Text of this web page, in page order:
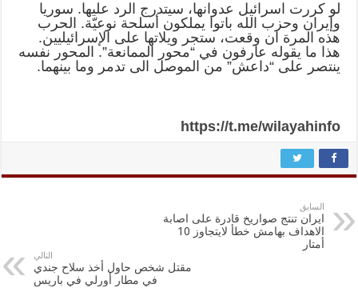
لو كررت اسرائيل عدوانها، سيتدرج الرد عليها. سوريا
وإيران وحزب الله باتوا يملكون أسلحة نوعيّة. الحرب
هذه المرة ان وقعت، ستجر ويلاتها على الإسرائيليين.
هذا ما يقوله عارفون في “محور الممانعة”. المحور نفسه
ينتصر على “داعش” من الموصل الى تدمر وما بينهما.
https://t.me/wilayahinfo
السابق
ايران تنتج صواريخ قادرة على اصابة
الاهداف بهامش خطأ لايتجاوز 10
أمتار
التالي
مقتل شخص حاول أخذ سلاح جندي
في مطار أورلي في باريس